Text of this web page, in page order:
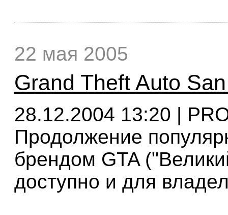
22 мая 2005
Grand Theft Auto
28.12.2004 13:20 |
Продолжение
брендом GTA
доступно и для